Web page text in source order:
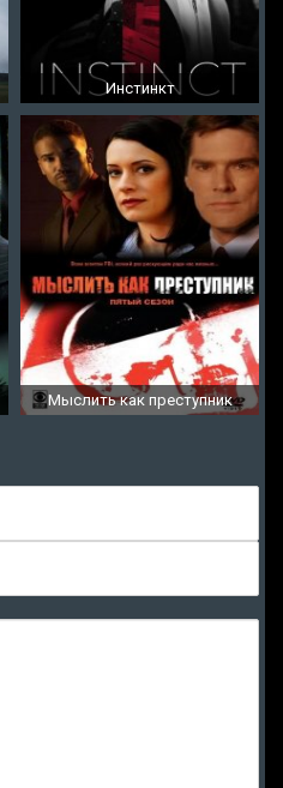
Инстинкт
Мыслить как преступник